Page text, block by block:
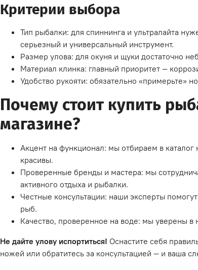
Критерии выбора
Тип рыбалки: для спиннинга и ультралайта
серьезный и универсальный инструмент.
Размер улова: для окуня и щуки достаточно
Материал клинка: главный приоритет —
Удобство рукояти: обязательно «примерьте»
Почему стоит купить
магазине?
Акцент на функционал: мы отбираем в
красивы.
Проверенные бренды и мастера: мы
активного отдыха и рыбалки.
Честные консультации: наши эксперты
рыб.
Качество, проверенное на воде: мы уверены
Не дайте улову испортиться! Оснастите себя
ножей или обратитесь за консультацией — и ваша